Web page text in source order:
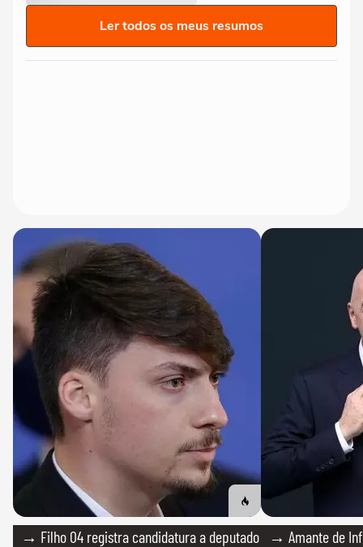
Ler todos os meus resumos
→ Filho 04 registra candidatura a deputado
→ Amante de